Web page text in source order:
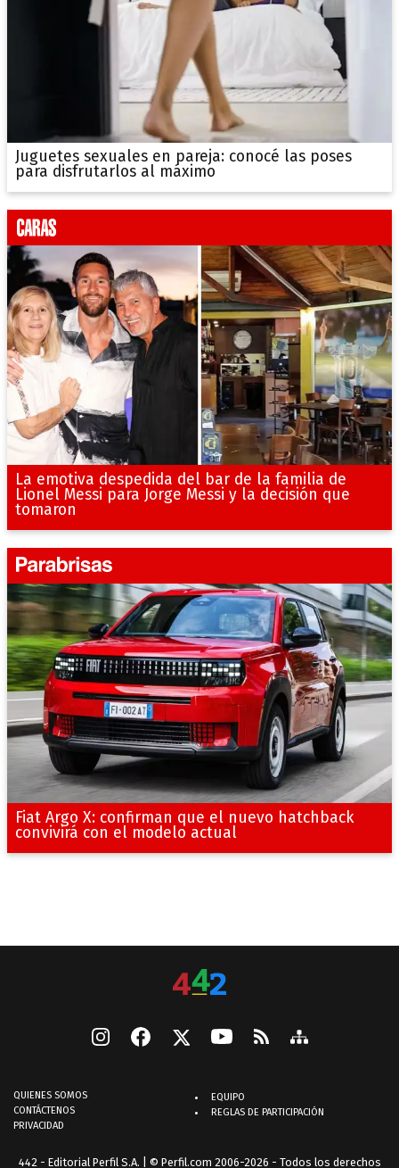
Juguetes sexuales en pareja: conocé las poses
para disfrutarlos al máximo
La emotiva despedida del bar de la familia de
Lionel Messi para Jorge Messi y la decisión que
tomaron
Fiat Argo X: confirman que el nuevo hatchback
convivirá con el modelo actual
QUIENES SOMOS
CONTÁCTENOS
PRIVACIDAD
EQUIPO
REGLAS DE PARTICIPACIÓN
442 - Editorial Perfil S.A. | © Perfil.com 2006-2026 - Todos los derechos